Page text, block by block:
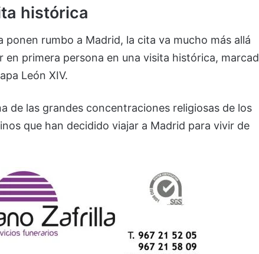
histórica
ponen rumbo a Madrid, la cita va mucho más allá
primera persona en una visita histórica,
León XIV.
de las grandes concentraciones religiosas de los
que han decidido viajar a Madrid para vivir de